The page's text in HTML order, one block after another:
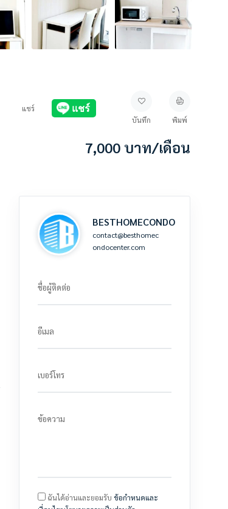
แชร์
บันทึก
พิมพ์
7,000 บาท/เดือน
BESTHOMECONDO
contact@besthomec
ondocenter.com
ชื่อผู้ติดต่อ
อีเมล
เบอร์โทร
ข้อความ
ฉันได้อ่านและยอมรับ ข้อกำหนดและ